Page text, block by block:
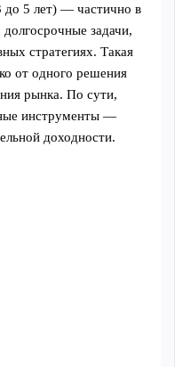
до 5 лет) — частично в
задачи,
стратегиях. Такая
от одного решения
рынка. По сути,
инструменты —
доходности.